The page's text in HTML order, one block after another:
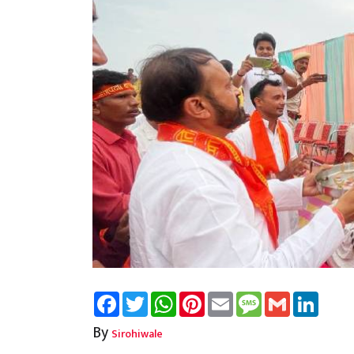
FacebookTwitterWhatsAppPinterest
Email Message
Gmail
By Sirohiwale